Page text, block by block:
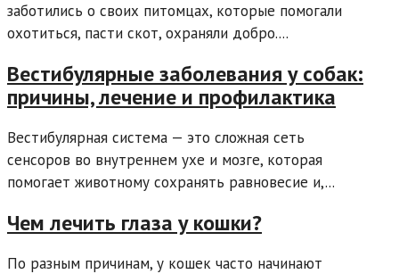
заботились о своих питомцах, которые помогали
охотиться, пасти скот, охраняли добро....
Вестибулярные заболевания у собак:
причины, лечение и профилактика
Вестибулярная система — это сложная сеть
сенсоров во внутреннем ухе и мозге, которая
помогает животному сохранять равновесие и,...
Чем лечить глаза у кошки?
По разным причинам, у кошек часто начинают